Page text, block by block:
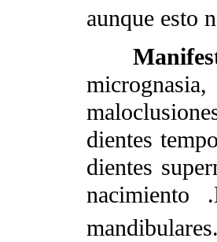
aunque esto
dientes
dientes
nacimiento
mandibulares.